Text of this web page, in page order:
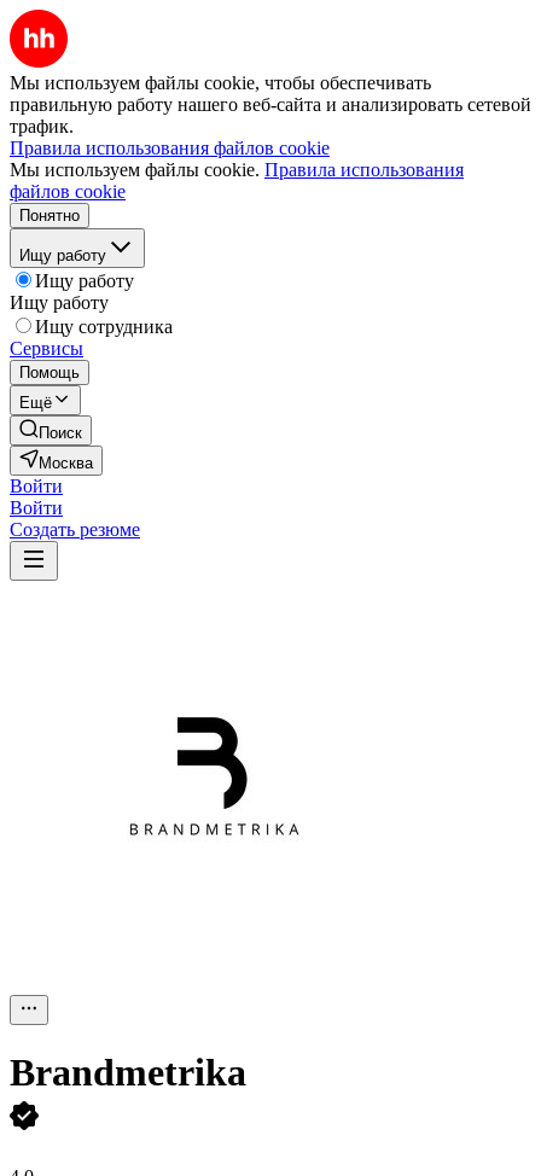
Мы используем файлы cookie, чтобы обеспечивать
правильную работу нашего веб-сайта и анализировать сетевой
трафик.
Правила использования файлов cookie
Мы используем файлы cookie. Правила использования
файлов cookie
Понятно
Ищу работу
Ищу работу
Ищу работу
Ищу сотрудника
Сервисы
Помощь
Ещё
Поиск
Москва
Войти
Войти
Создать резюме
Brandmetrika